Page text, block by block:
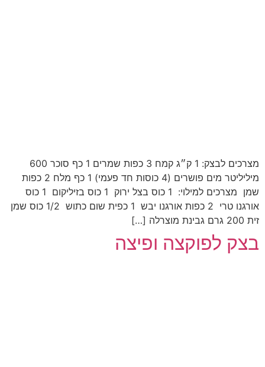
מצרכים לבצק: 1 ק״ג קמח 3 כפות שמרים 1 כף סוכר ‏600
מיליליטר מים ‏פושרים (4 כוסות חד פעמי) 1 כף ‏מלח 2 כפות
שמן ‏ מצרכים למילוי: 1 כוס בצל ירוק 1 כוס בזיליקום 1 כוס
אורגנו טרי 2 כפות אורגנו יבש 1 כפית שום כתוש 1/2 כוס שמן
זית 200 גרם גבינת מוצרלה […]
בצק לפוקצה ופיצה